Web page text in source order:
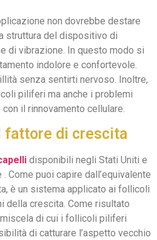
non dovrebbe destare
struttura del dispositivo di
di vibrazione. In questo modo si
indolore e confortevole.
senza sentirti nervoso. Inoltre,
piliferi ma anche i problemi
il rinnovamento cellulare.
fattore di crescita
disponibili negli Stati Uniti e
Come puoi capire dall’equivalente
è un sistema applicato ai follicoli
della crescita. Come risultato
di cui i follicoli piliferi
di catturare l’aspetto vecchio